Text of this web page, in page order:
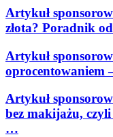
Artykuł
złota? Poradnik
Artykuł
oprocentowaniem
Artykuł
bez makijażu,
…